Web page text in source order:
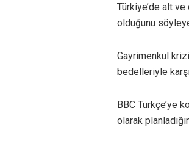
Türkiye’de alt
olduğunu
Gayrimenkul
bedelleriyle
BBC Türkçe’ye
olarak